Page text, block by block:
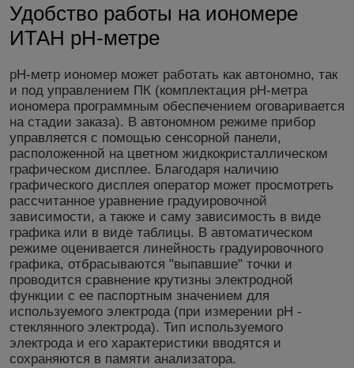
Удобство работы на иономере
ИТАН рН-метре
рН-метр иономер может работать как автономно, так
и под управлением ПК (комплектация рН-метра
иономера программным обеспечением оговаривается
на стадии заказа). В автономном режиме прибор
управляется с помощью сенсорной панели,
расположенной на цветном жидкокристаллическом
графическом дисплее. Благодаря наличию
графического дисплея оператор может просмотреть
рассчитанное уравнение градуировочной
зависимости, а также и саму зависимость в виде
графика или в виде таблицы. В автоматическом
режиме оценивается линейность градуировочного
графика, отбрасываются "выпавшие" точки и
проводится сравнение крутизны электродной
функции с ее паспортным значением для
используемого электрода (при измерении рН -
стеклянного электрода). Тип используемого
электрода и его характеристики вводятся и
сохраняются в памяти анализатора.